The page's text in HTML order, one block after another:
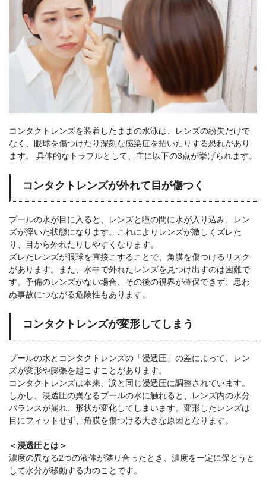
コンタクトレンズを装着したままの水泳は、レンズの紛失だけで
なく、眼球を傷つけたり深刻な感染症を招いたりする恐れがあり
ます。 具体的なトラブルとして、主に以下の3点が挙げられます。
コンタクトレンズが外れて目が傷つく
プールの水が目に入ると、レンズと瞳の間に水が入り込み、レン
ズが浮いた状態になります。これによりレンズが激しくズレた
り、目から外れたりしやすくなります。
ズレたレンズが眼球を直接こすることで、角膜を傷つけるリスク
があります。また、水中で外れたレンズを見つけ出すのは困難で
す。予備のレンズがない場合、その後の視界が確保できず、思わ
ぬ事故につながる危険性もあります。
コンタクトレンズが変形してしまう
プールの水とコンタクトレンズの「浸透圧」の差によって、レン
ズが変形や膨張を起こすことがあります。
コンタクトレンズは本来、涙と同じ浸透圧に調整されています。
しかし、浸透圧の異なるプールの水に触れると、レンズ内の水分
バランスが崩れ、形状が変化してしまいます。変形したレンズは
目にフィットせず、角膜を傷つける大きな原因となります。
＜浸透圧とは＞
濃度の異なる2つの液体が隣り合ったとき、濃度を一定に保とうと
して水分が移動する力のことです。